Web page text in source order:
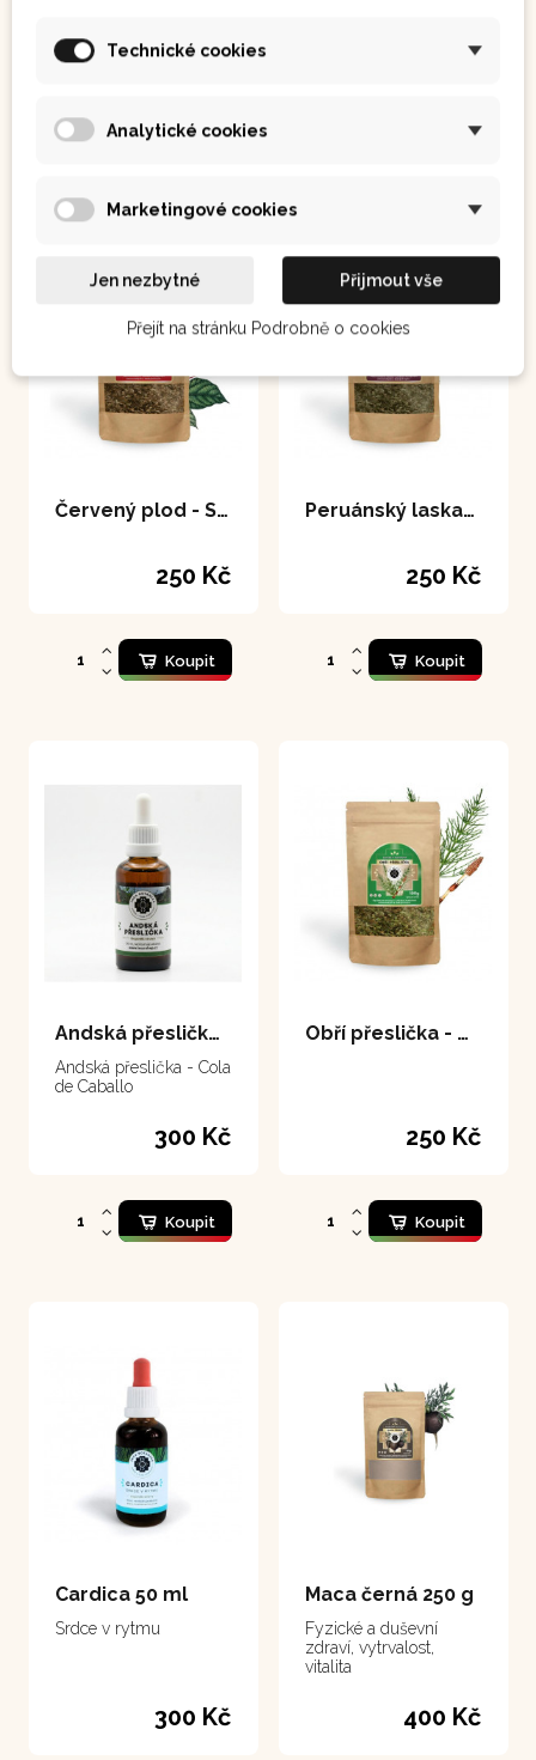
120 Kč
Koupit
350 Kč
Červený plod - Spokojený muž 100 g
250 Kč
Koupit
Peruánský laskavec - Sanguinaria 80 g
250 Kč
Koupit
Andská přeslička 50 ml
Andská přeslička - Cola
de Caballo
300 Kč
Koupit
Obří přeslička - Cola de Caballo 100 g
250 Kč
Koupit
Cardica 50 ml
Srdce v rytmu
300 Kč
Maca černá 250 g
Fyzické a duševní
zdraví, vytrvalost,
vitalita
400 Kč
Technické cookies
Analytické cookies
Marketingové cookies
Jen nezbytné Přijmout vše
Přejít na stránku Podrobně o cookies